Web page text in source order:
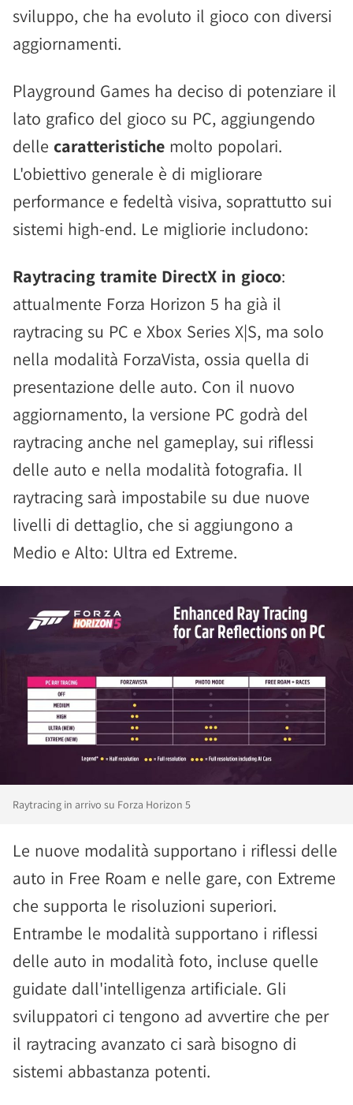
sviluppo, che ha evoluto il gioco con diversi
aggiornamenti.
Playground Games ha deciso di potenziare il
lato grafico del gioco su PC, aggiungendo
delle caratteristiche molto popolari.
L'obiettivo generale è di migliorare
performance e fedeltà visiva, soprattutto sui
sistemi high-end. Le migliorie includono:
Raytracing tramite DirectX in gioco:
attualmente Forza Horizon 5 ha già il
raytracing su PC e Xbox Series X|S, ma solo
nella modalità ForzaVista, ossia quella di
presentazione delle auto. Con il nuovo
aggiornamento, la versione PC godrà del
raytracing anche nel gameplay, sui riflessi
delle auto e nella modalità fotografia. Il
raytracing sarà impostabile su due nuove
livelli di dettaglio, che si aggiungono a
Medio e Alto: Ultra ed Extreme.
Raytracing in arrivo su Forza Horizon 5
Le nuove modalità supportano i riflessi delle
auto in Free Roam e nelle gare, con Extreme
che supporta le risoluzioni superiori.
Entrambe le modalità supportano i riflessi
delle auto in modalità foto, incluse quelle
guidate dall'intelligenza artificiale. Gli
sviluppatori ci tengono ad avvertire che per
il raytracing avanzato ci sarà bisogno di
sistemi abbastanza potenti.